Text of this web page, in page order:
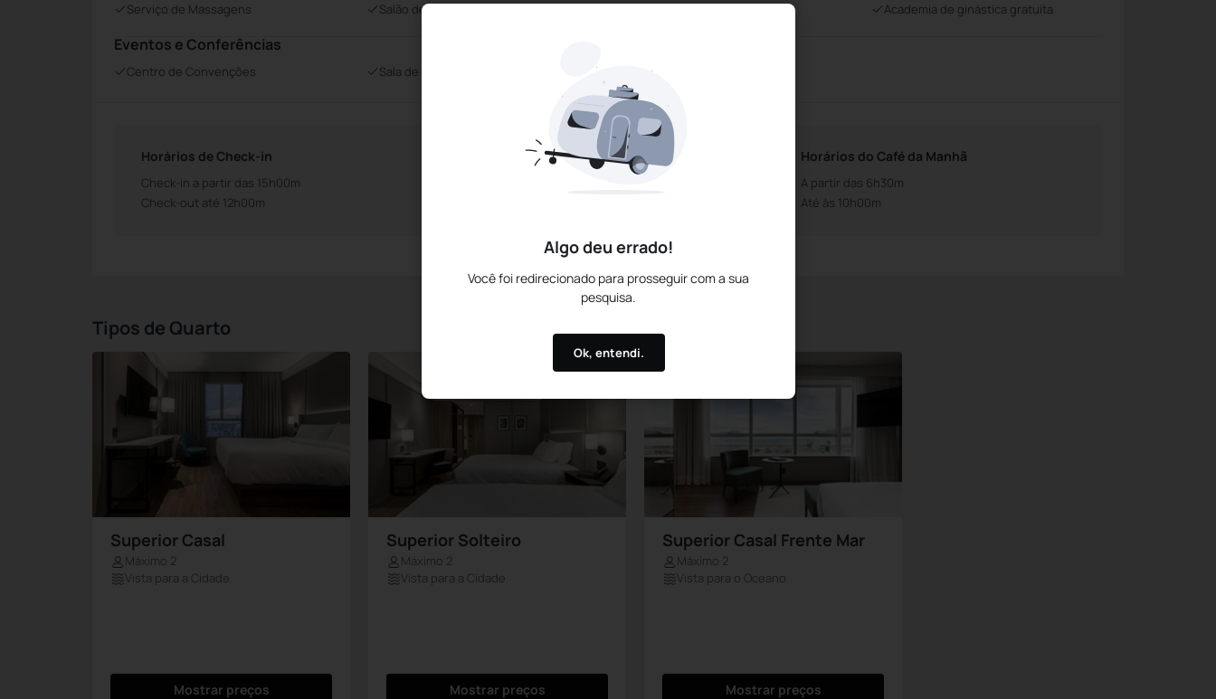
Algo deu errado!
Você foi redirecionado para prosseguir com a sua
pesquisa.
Ok, entendi.
Serviço de Massagens Salão de Beleza Aluguel de bicicletas Academia de ginástica gratuita
Eventos e Conferências
Centro de Convenções Sala de Reuniões Auditório
Horários de Check-in
Check-in a partir das 15h00m
Check-out até 12h00m
Horários da Recepção Horários do Café da Manhã
A partir das 6h30m
Até às 10h00m
Tipos de Quarto
Superior Casal
Máximo 2
Vista para a Cidade
Mostrar preços
Superior Solteiro
Máximo 2
Vista para a Cidade
Mostrar preços
Superior Casal Frente Mar
Máximo 2
Vista para o Oceano
Mostrar preços